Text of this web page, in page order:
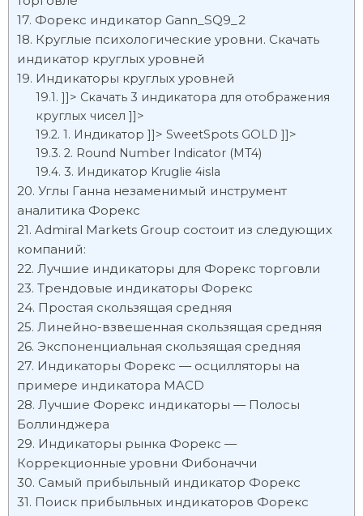
Форекс индикатор Gann_SQ9_2
Круглые психологические уровни. Скачать
индикатор круглых уровней
Индикаторы круглых уровней
]]> Скачать 3 индикатора для отображения
круглых чисел ]]>
1. Индикатор ]]> SweetSpots GOLD ]]>
2. Round Number Indicator (MT4)
3. Индикатор Kruglie 4isla
Углы Ганна незаменимый инструмент
аналитика Форекс
Admiral Markets Group состоит из следующих
компаний:
Лучшие индикаторы для Форекс торговли
Трендовые индикаторы Форекс
Простая скользящая средняя
Линейно-взвешенная скользящая средняя
Экспоненциальная скользящая средняя
Индикаторы Форекс — осцилляторы на
примере индикатора MACD
Лучшие Форекс индикаторы — Полосы
Боллинджера
Индикаторы рынка Форекс —
Коррекционные уровни Фибоначчи
Самый прибыльный индикатор Форекс
Поиск прибыльных индикаторов Форекс